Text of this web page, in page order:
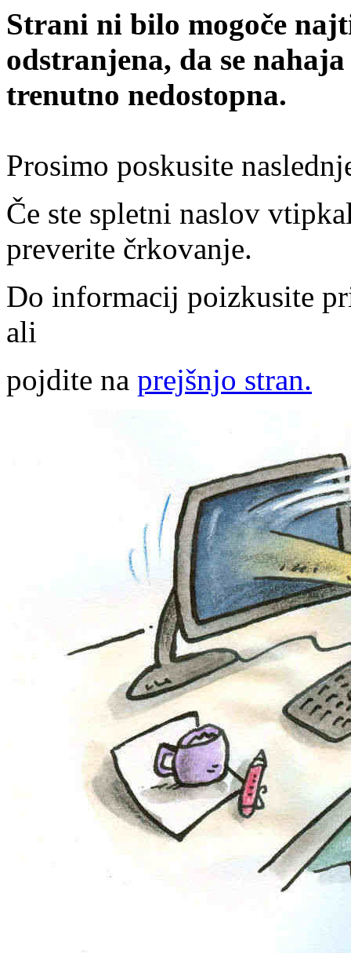
Strani ni bilo mogoče
odstranjena, da se
trenutno nedostopna.
Prosimo poskusite
Če ste spletni naslov
preverite črkovanje.
Do informacij poizkusite
ali
pojdite na prejšnjo stran.